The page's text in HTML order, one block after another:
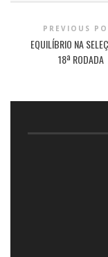
PREVIOUS
EQUILÍBRIO NA
18ª RODADA